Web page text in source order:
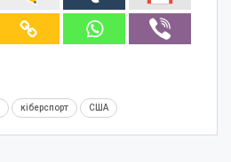
кіберспорт США